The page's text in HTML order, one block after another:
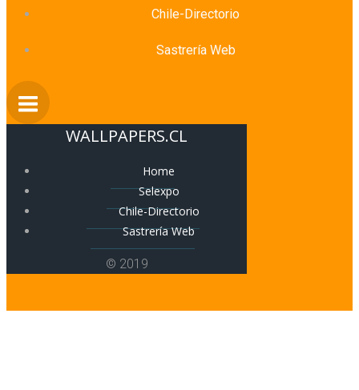
Chile-Directorio
Sastrería Web
WALLPAPERS.CL
Home
Selexpo
Chile-Directorio
Sastrería Web
© 2019